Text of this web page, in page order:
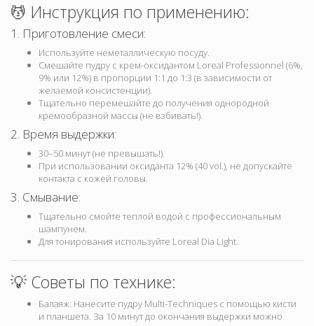
💆 Инструкция по применению:
1. Приготовление смеси:
Используйте неметаллическую посуду.
Смешайте пудру с крем-оксидантом Loreal Professionnel (6%,
9% или 12%) в пропорции 1:1 до 1:3 (в зависимости от
желаемой консистенции).
Тщательно перемешайте до получения однородной
кремообразной массы (не взбивать!).
2. Время выдержки:
30–50 минут (не превышать!).
При использовании оксиданта 12% (40 vol.), не допускайте
контакта с кожей головы.
3. Смывание:
Тщательно смойте теплой водой с профессиональным
шампунем.
Для тонирования используйте Loreal Dia Light.
💡 Советы по технике:
Балаяж: Нанесите пудру Multi-Techniques с помощью кисти
и планшета. За 10 минут до окончания выдержки можно